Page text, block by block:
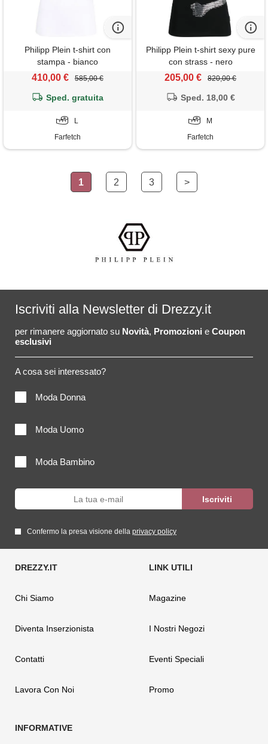
Philipp Plein t-shirt con
stampa - bianco
410,00 € 585,00 €
Sped. gratuita
L
Farfetch
Philipp Plein t-shirt sexy pure
con strass - nero
205,00 € 820,00 €
Sped. 18,00 €
M
Farfetch
1 2 3 >
Iscriviti alla Newsletter di Drezzy.it
per rimanere aggiornato su Novità, Promozioni e Coupon
esclusivi
A cosa sei interessato?
Moda Donna
Moda Uomo
Moda Bambino
Confermo la presa visione della privacy policy
Chi Siamo
Diventa Inserzionista
Contatti
Lavora Con Noi
Magazine
I Nostri Negozi
Eventi Speciali
Promo